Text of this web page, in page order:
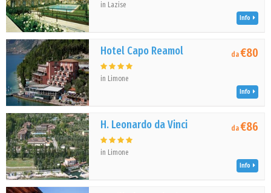
in Lazise
Info
Hotel Capo Reamol
in Limone
da€80
Info
H. Leonardo da Vinci
in Limone
da€86
Info